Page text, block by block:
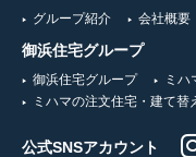
グループ紹介 会社概要
御浜住宅グループ
御浜住宅グループ ミハ
ミハマの注文住宅・建て替
公式SNSアカウント